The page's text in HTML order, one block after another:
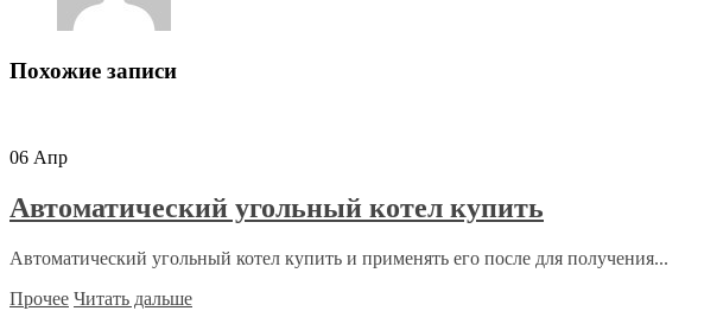
Похожие записи
06 Апр
Автоматический угольный котел купить
Автоматический угольный котел купить и применять его после для получения...
Прочее Читать дальше